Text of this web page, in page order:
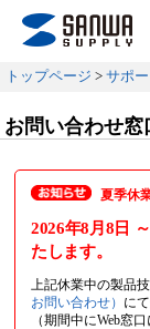
トップページ > サポー
お問い合わせ窓
夏季休
2026年8月8日
たします。
上記休業中の製品
お問い合わせ） に
（期間中にWeb窓